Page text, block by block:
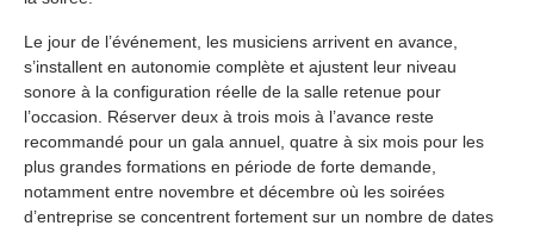
Le jour de l’événement, les musiciens arrivent en avance,
s’installent en autonomie complète et ajustent leur niveau
sonore à la configuration réelle de la salle retenue pour
l’occasion. Réserver deux à trois mois à l’avance reste
recommandé pour un gala annuel, quatre à six mois pour les
plus grandes formations en période de forte demande,
notamment entre novembre et décembre où les soirées
d’entreprise se concentrent fortement sur un nombre de dates